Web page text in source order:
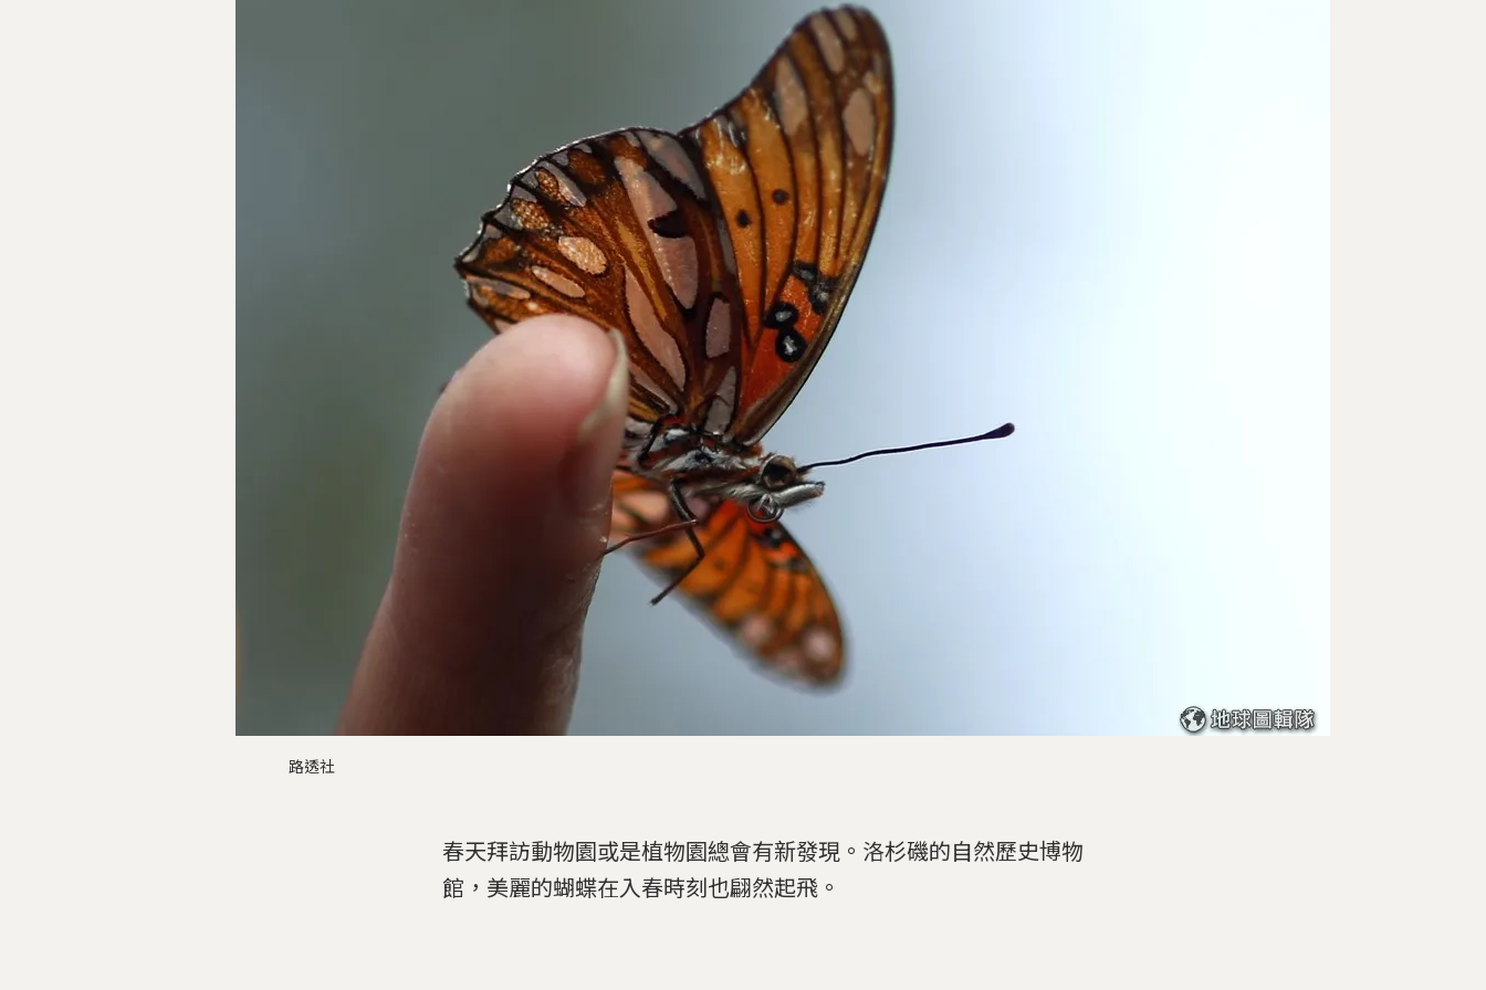
路透社
春天拜訪動物園或是植物園總會有新發現。洛杉磯的自然歷史博物
館，美麗的蝴蝶在入春時刻也翩然起飛。